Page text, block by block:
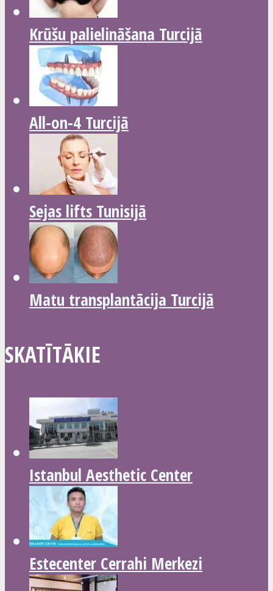
Krūšu palielināšana Turcijā
All-on-4 Turcijā
Sejas lifts Tunisijā
Matu transplantācija Turcijā
SKATĪTĀKIE
Istanbul Aesthetic Center
Estecenter Cerrahi Merkezi